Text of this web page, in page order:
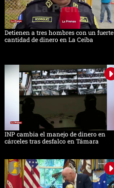
Detienen a tres hombres con un fuerte
cantidad de dinero en La Ceiba
INP cambia el manejo de dinero en
cárceles tras desfalco en Támara